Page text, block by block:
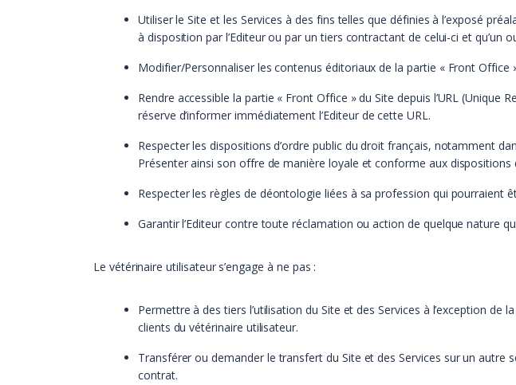
Utiliser le Site et les Services à des fins telles que définies à l’exposé
à disposition par l’Editeur ou par un tiers contractant de celui-ci et qu’un
Modifier/Personnaliser les contenus éditoriaux de la partie « Front Office
Rendre accessible la partie « Front Office » du Site depuis l’URL
réserve d’informer immédiatement l’Editeur de cette URL.
Respecter les dispositions d’ordre public du droit français, notamment
Présenter ainsi son offre de manière loyale et conforme aux
Respecter les règles de déontologie liées à sa profession qui pourraient
Garantir l’Editeur contre toute réclamation ou action de quelque nature
Le vétérinaire utilisateur s’engage à ne pas :
Permettre à des tiers l’utilisation du Site et des Services à l’exception
clients du vétérinaire utilisateur.
Transférer ou demander le transfert du Site et des Services sur un autre
contrat.